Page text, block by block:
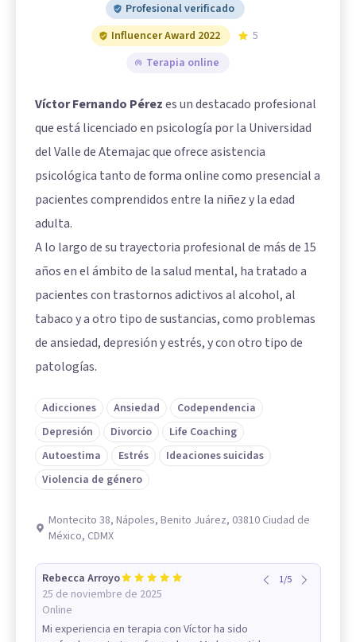
Profesional verificado
Influencer Award 2022
5
Terapia online
Víctor Fernando Pérezes un destacado profesional
que está licenciado en psicología por la Universidad
del Valle de Atemajac que ofrece asistencia
psicológica tanto de forma online como presencial a
pacientes comprendidos entre la niñez y la edad
adulta.
A lo largo de su trayectoria profesional de más de 15
años en el ámbito de la salud mental, ha tratado a
pacientes con trastornos adictivos al alcohol, al
tabaco y a otro tipo de sustancias, como problemas
de ansiedad, depresión y estrés, y con otro tipo de
patologías.
Adicciones Ansiedad
Codependencia
Depresión
Divorcio
Life Coaching
Autoestima
Estrés
Ideaciones suicidas
Violencia de género
Montecito 38, Nápoles, Benito Juárez, 03810 Ciudad de
México, CDMX
Rebecca Arroyo
25 de noviembre de 2025
Online
1/5
Mi experiencia en terapia con Víctor ha sido